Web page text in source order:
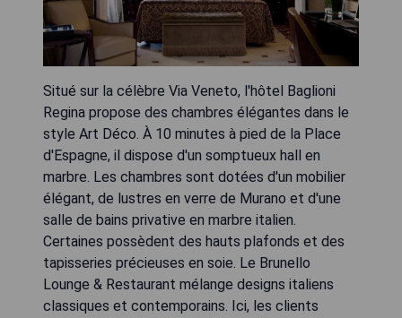
Situé sur la célèbre Via Veneto, l'hôtel Baglioni
Regina propose des chambres élégantes dans le
style Art Déco. À 10 minutes à pied de la Place
d'Espagne, il dispose d'un somptueux hall en
marbre. Les chambres sont dotées d'un mobilier
élégant, de lustres en verre de Murano et d'une
salle de bains privative en marbre italien.
Certaines possèdent des hauts plafonds et des
tapisseries précieuses en soie. Le Brunello
Lounge & Restaurant mélange designs italiens
classiques et contemporains. Ici, les clients